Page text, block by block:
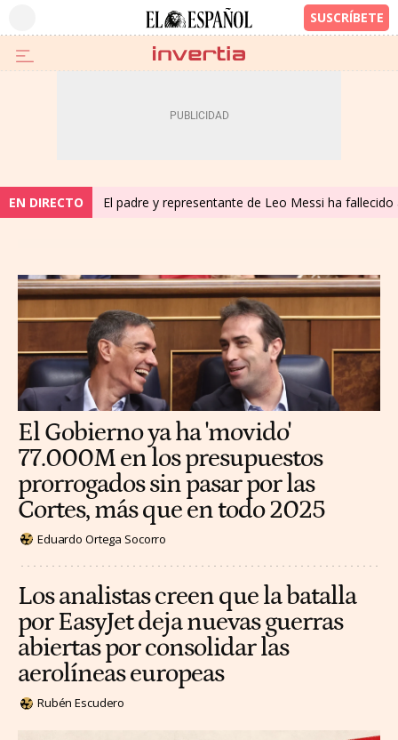
EN DIRECTO El padre y representante de Leo Messi ha
El Gobierno ya ha 'movido'
77.000M en los presupuestos
prorrogados sin pasar por las
Cortes, más que en todo 2025
Eduardo Ortega Socorro
Los analistas creen que la batalla
por EasyJet deja nuevas guerras
abiertas por consolidar las
aerolíneas europeas
Rubén Escudero